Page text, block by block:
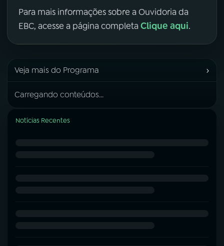
Para mais informações sobre a Ouvidoria da
EBC, acesse a página completa Clique aqui.
Veja mais do Programa ›
Carregando conteúdos...
Notícias Recentes